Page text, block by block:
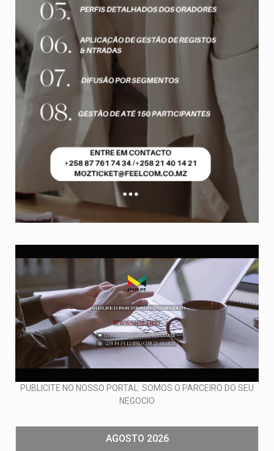
PUBLICITE NO NOSSO PORTAL: SOMOS O PARCEIRO DO SEU
NEGOCIO
AGOSTO 2026